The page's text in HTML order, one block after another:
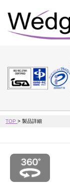
TOP>製品詳細